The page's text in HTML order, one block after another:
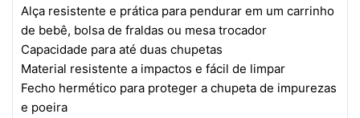
Alça resistente e prática para pendurar em um carrinho
de bebê, bolsa de fraldas ou mesa trocador
Capacidade para até duas chupetas
Material resistente a impactos e fácil de limpar
Fecho hermético para proteger a chupeta de impurezas
e poeira